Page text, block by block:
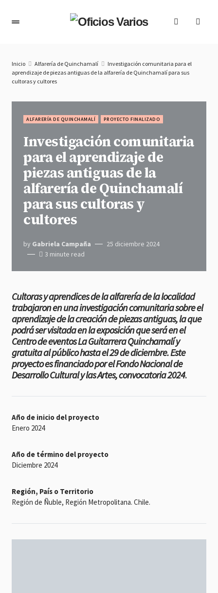
Inicio Alfarería de Quinchamalí
Investigación comunitaria para el
aprendizaje de piezas antiguas de la alfarería de Quinchamalí para sus
cultoras y cultores
ALFARERÍA DE QUINCHAMALÍ PROYECTO FINALIZADO
Investigación comunitaria
para el aprendizaje de
piezas antiguas de la
alfarería de Quinchamalí
para sus cultoras y
cultores
by Gabriela Campaña
25 diciembre 2024
3 minute read
Cultoras y aprendices de la alfarería de la localidad
trabajaron en una investigación comunitaria sobre el
aprendizaje de la creación de piezas antiguas, la que
podrá ser visitada en la exposición que será en el
Centro de eventos La Guitarrera Quinchamalí y
gratuita al público hasta el 29 de diciembre. Este
proyecto es financiado por el Fondo Nacional de
Desarrollo Cultural y las Artes, convocatoria 2024.
Año de inicio del proyecto
Enero 2024
Año de término del proyecto
Diciembre 2024
Región, País o Territorio
Región de Ñuble, Región Metropolitana. Chile.